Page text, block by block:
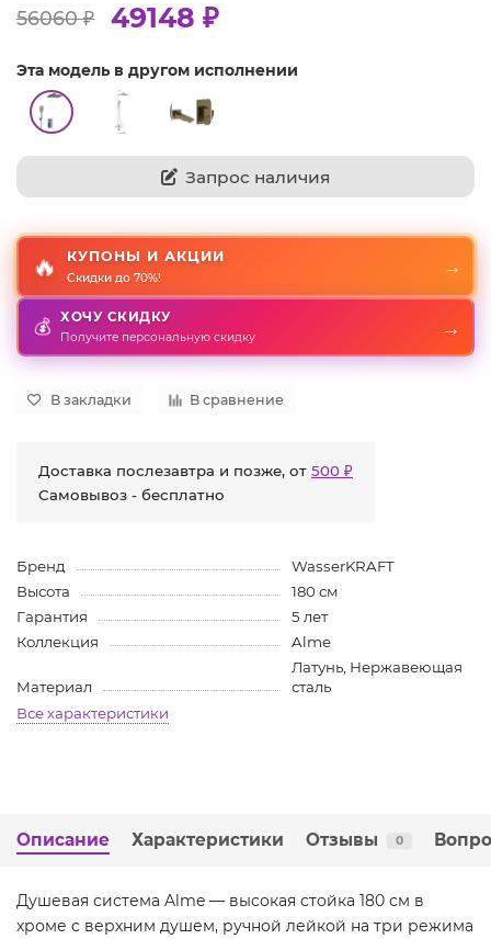
56060 ₽ 49148 ₽
Эта модель в другом исполнении
Запрос наличия
🔥 КУПОНЫ И АКЦИИ
Скидки до 70%!
→
💰 ХОЧУ СКИДКУ
Получите персональную скидку →
В закладки В сравнение
Доставка послезавтра и позже, от 500 ₽
Самовывоз - бесплатно
Бренд
WasserKRAFT
Высота
180 см
Гарантия
5 лет
Коллекция
Alme
Материал
Латунь, Нержавеющая
сталь
Все характеристики
Описание Характеристики Отзывы 0
Душевая система Alme — высокая стойка 180 см в
хроме с верхним душем, ручной лейкой на три режима